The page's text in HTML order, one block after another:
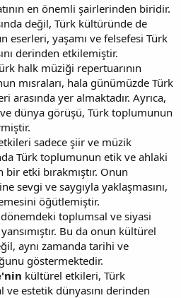
en önemli şairlerinden biridir.
değil, Türk kültüründe de
eserleri, yaşamı ve felsefesi Türk
derinden etkilemiştir.
halk müziği repertuarının
mısraları, hala günümüzde Türk
arasında yer almaktadır. Ayrıca,
dünya görüşü, Türk toplumunun
sadece şiir ve müzik
Türk toplumunun etik ve ahlaki
etki bırakmıştır. Onun
sevgi ve saygıyla yaklaşmasını,
öğütlemiştir.
dönemdeki toplumsal ve siyasi
Bu da onun kültürel
aynı zamanda tarihi ve
göstermektedir.
kültürel etkileri, Türk
estetik dünyasını derinden